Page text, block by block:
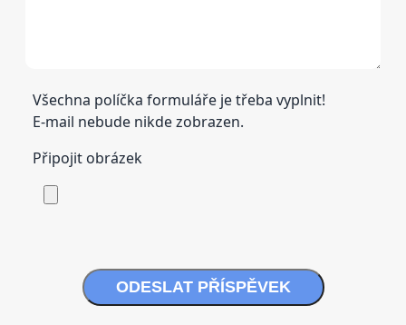
Všechna políčka formuláře je třeba vyplnit!
E-mail nebude nikde zobrazen.
Připojit obrázek
ODESLAT PŘÍSPĚVEK